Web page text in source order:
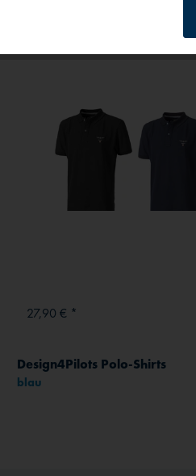
27,90 € *
Design4Pilots Polo-Shirts
blau
Medien